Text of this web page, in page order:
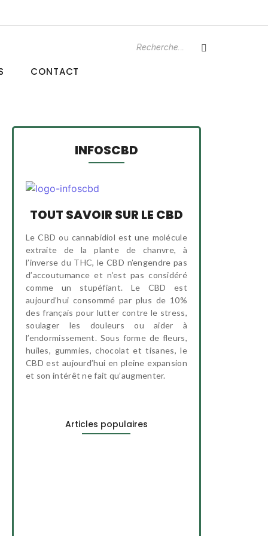
CONTACT
INFOSCBD
TOUT SAVOIR SUR LE CBD
Le CBD ou cannabidiol est une molécule
extraite de la plante de chanvre, à
l’inverse du THC, le CBD n’engendre pas
d’accoutumance et n’est pas considéré
comme un stupéfiant. Le CBD est
aujourd’hui consommé par plus de 10%
des français pour lutter contre le stress,
soulager les douleurs ou aider à
l’endormissement. Sous forme de fleurs,
huiles, gummies, chocolat et tisanes, le
CBD est aujourd’hui en pleine expansion
et son intérêt ne fait qu’augmenter.
Articles populaires